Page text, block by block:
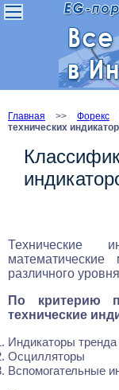
Главная >> Форекс
технических
Технические
различного
По критерию
технические
Индикаторы тренда
Осцилляторы
Вспомогательные